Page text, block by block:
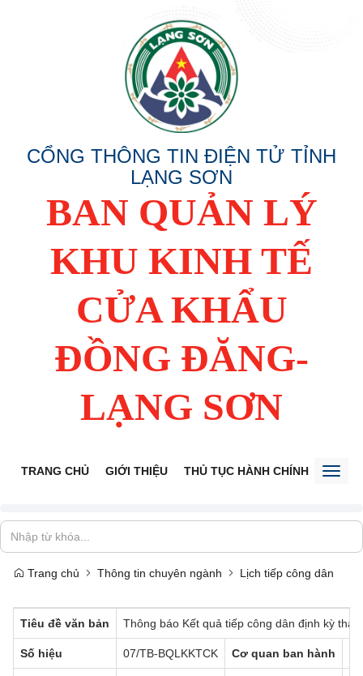
CỔNG THÔNG TIN ĐIỆN TỬ TỈNH
LẠNG SƠN
BAN QUẢN LÝ
KHU KINH TẾ
CỬA KHẨU
ĐỒNG ĐĂNG-
LẠNG SƠN
TRANG CHỦ GIỚI THIỆU THỦ TỤC HÀNH CHÍNH TIẾP
Trang chủ Thông tin chuyên ngành Lịch tiếp công dân
Tiêu đề văn bản Thông báo Kết quả tiếp công dân định kỳ
Số hiệu 07/TB-BQLKKTCK Cơ quan ban hành